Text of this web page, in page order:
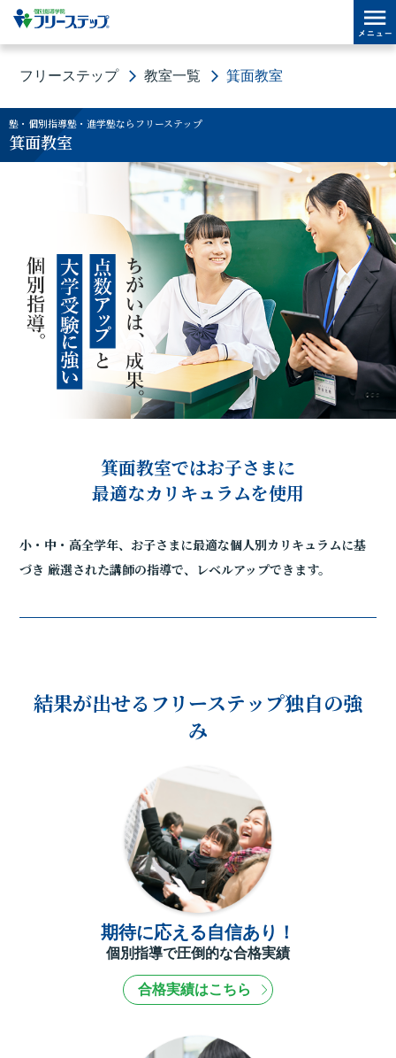
フリーステップ 教室一覧 箕面教室
塾・個別指導塾・進学塾ならフリーステップ
箕面教室
箕面教室ではお子さまに
最適なカリキュラムを使用
小・中・高全学年、お子さまに最適な個人別カリキュラムに基
づき 厳選された講師の指導で、レベルアップできます。
結果が出せるフリーステップ独自の強
み
期待に応える自信あり！
個別指導で圧倒的な合格実績
合格実績はこちら